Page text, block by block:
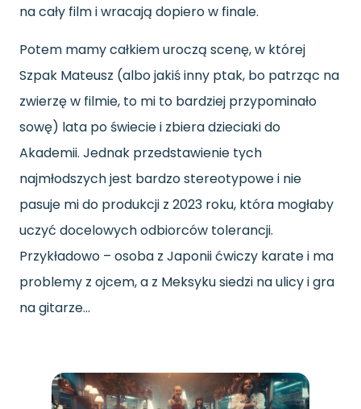
na cały film i wracają dopiero w finale.
Potem mamy całkiem uroczą scenę, w której
Szpak Mateusz (albo jakiś inny ptak, bo patrząc na
zwierzę w filmie, to mi to bardziej przypominało
sowę) lata po świecie i zbiera dzieciaki do
Akademii. Jednak przedstawienie tych
najmłodszych jest bardzo stereotypowe i nie
pasuje mi do produkcji z 2023 roku, która mogłaby
uczyć docelowych odbiorców tolerancji.
Przykładowo – osoba z Japonii ćwiczy karate i ma
problemy z ojcem, a z Meksyku siedzi na ulicy i gra
na gitarze…